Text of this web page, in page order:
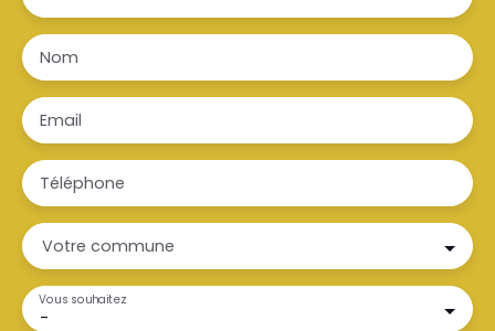
Nom
Email
Téléphone
Votre commune
-
Vous souhaitez